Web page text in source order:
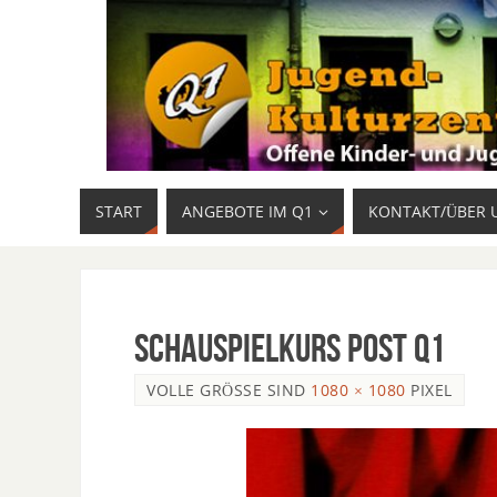
START ANGEBOTE IM Q1 KONTAKT/ÜBER
Schauspielkurs Post Q1
VOLLE GRÖSSE SIND 1080 × 1080 PIXEL